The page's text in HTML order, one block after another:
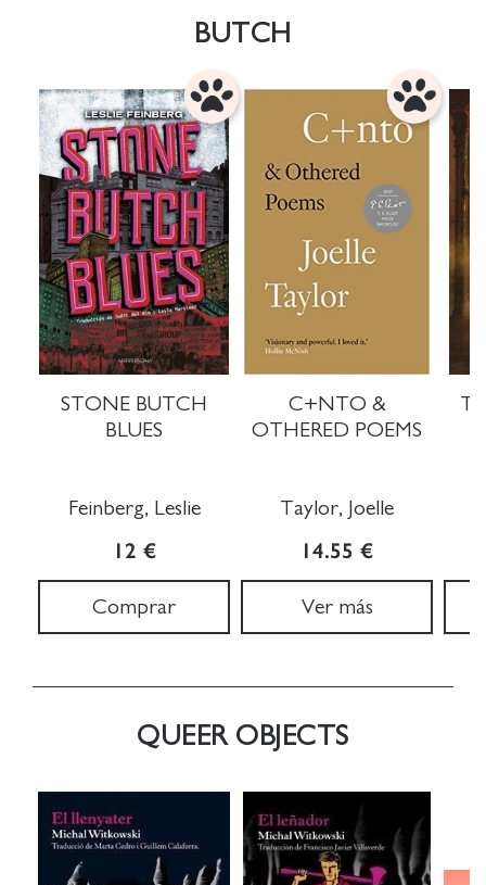
BUTCH
STONE BUTCH
BLUES
Feinberg, Leslie
12 €
Comprar
C+NTO &
OTHERED POEMS
Taylor, Joelle
14.55 €
Ver más
QUEER OBJECTS